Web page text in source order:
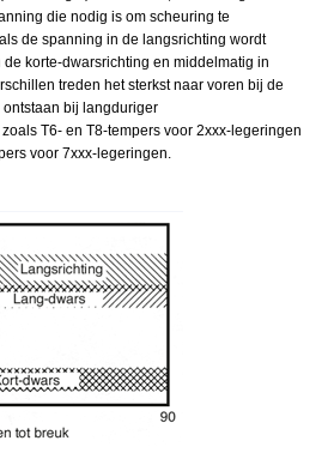
die nodig is om scheuring te
de spanning in de langsrichting wordt
korte-dwarsrichting en middelmatig in
treden het sterkst naar voren bij de
bij langduriger
T6- en T8-tempers voor 2xxx-legeringen
voor 7xxx-legeringen.